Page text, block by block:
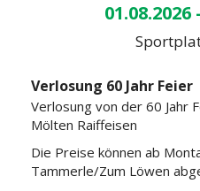
01.08.2026
Verlosung 60 Jahr Feier
Verlosung von der 60 Jahr
Mölten Raiffeisen
Die Preise können ab
Tammerle/Zum Löwen